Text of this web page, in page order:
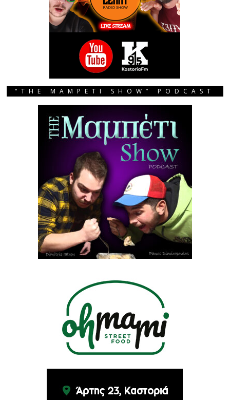
“THE MAMPETI SHOW” PODCAST